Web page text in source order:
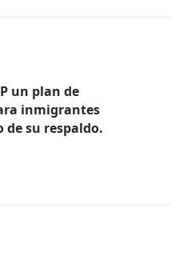
un plan de
inmigrantes
de su respaldo.